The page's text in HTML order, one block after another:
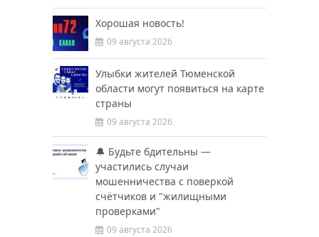
Хорошая новость!
09 августа 2026
Улыбки жителей Тюменской
области могут появиться на карте
страны
09 августа 2026
🔔 Будьте бдительны —
участились случаи
мошенничества с поверкой
счётчиков и "жилищными
проверками"
09 августа 2026